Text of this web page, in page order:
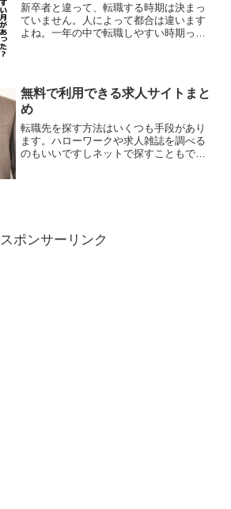
新卒者と違って、転職する時期は決まっ
ていません。人によって都合は違います
よね。一年の中で転職しやすい時期って
無料で利用できる求人サイトまと
め
転職先を探す方法はいくつも手段があり
ます。ハローワークや求人雑誌を調べる
のもいいですしネットで探すこともでき
スポンサーリンク